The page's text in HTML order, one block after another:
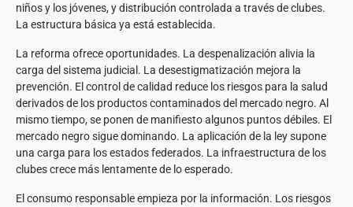
niños y los jóvenes, y distribución controlada a través de clubes.
La estructura básica ya está establecida.
La reforma ofrece oportunidades. La despenalización alivia la
carga del sistema judicial. La desestigmatización mejora la
prevención. El control de calidad reduce los riesgos para la salud
derivados de los productos contaminados del mercado negro. Al
mismo tiempo, se ponen de manifiesto algunos puntos débiles. El
mercado negro sigue dominando. La aplicación de la ley supone
una carga para los estados federados. La infraestructura de los
clubes crece más lentamente de lo esperado.
El consumo responsable empieza por la información. Los riesgos